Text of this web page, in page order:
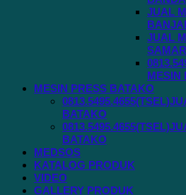
JUAL
JUAL
MESIN
MESIN PRESS BATAKO
BATAKO
BATAKO
MEDSOS
KATALOG PRODUK
VIDEO
GALLERY PRODUK